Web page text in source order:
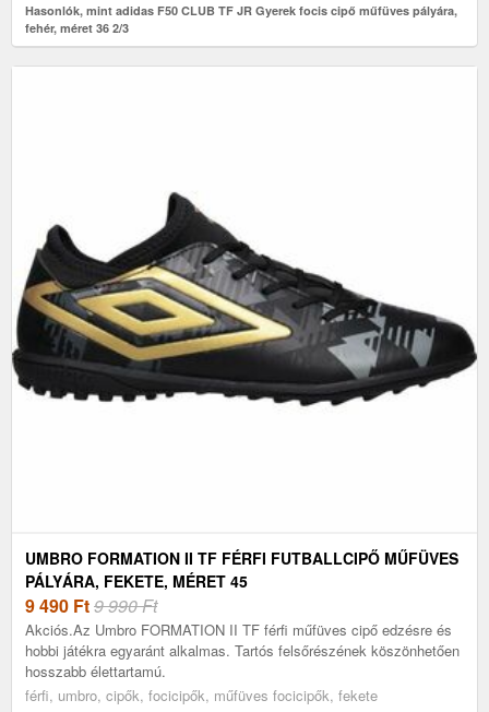
Hasonlók, mint adidas F50 CLUB TF JR Gyerek focis cipő műfüves pályára,
fehér, méret 36 2/3
UMBRO FORMATION II TF FÉRFI FUTBALLCIPŐ MŰFÜVES
PÁLYÁRA, FEKETE, MÉRET 45
9 490 Ft9 990 Ft
Akciós.Az Umbro FORMATION II TF férfi műfüves cipő edzésre és
hobbi játékra egyaránt alkalmas. Tartós felsőrészének köszönhetően
hosszabb élettartamú.
férfi, umbro, cipők, focicipők, műfüves focicipők, fekete